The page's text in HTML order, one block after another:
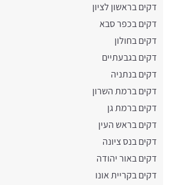
דקים בראשון לציון
דקים בכפר סבא
דקים בחולון
דקים בגבעתיים
דקים בנתניה
דקים ברמת השרון
דקים ברמת גן
דקים בראש העין
דקים בנס ציונה
דקים באור יהודה
דקים בקריית אונו